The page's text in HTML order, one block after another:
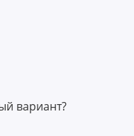
вариант?